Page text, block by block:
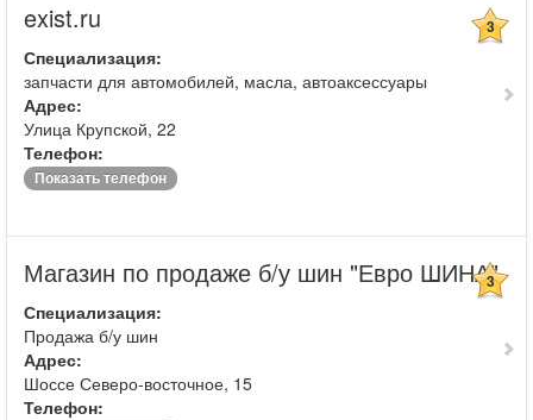
exist.ru 3
Специализация:
запчасти для автомобилей, масла, автоаксессуары
Адрес:
Улица Крупской, 22
Телефон:
Показать телефон
Магазин по продаже б/у шин "Евро ШИНА"
3
Специализация:
Продажа б/у шин
Адрес:
Шоссе Северо-восточное, 15
Телефон: